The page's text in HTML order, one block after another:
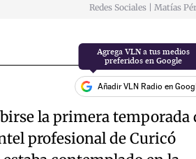
Redes Sociales | Matías
Añadir VLN Radio en
la primera temporada
profesional de Curicó